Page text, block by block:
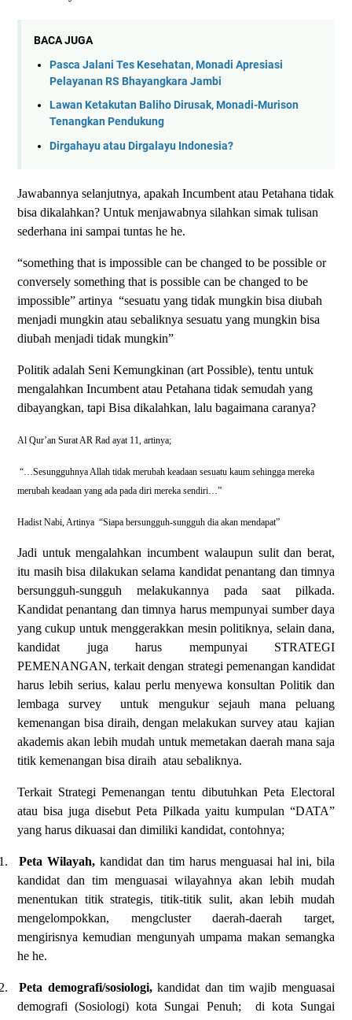
BACA JUGA
Pasca Jalani Tes Kesehatan, Monadi Apresiasi
Pelayanan RS Bhayangkara Jambi
Lawan Ketakutan Baliho Dirusak, Monadi-Murison
Tenangkan Pendukung
Dirgahayu atau Dirgalayu Indonesia?
Jawabannya selanjutnya, apakah Incumbent atau Petahana tidak
bisa dikalahkan? Untuk menjawabnya silahkan simak tulisan
sederhana ini sampai tuntas he he.
“something that is impossible can be changed to be possible or
conversely something that is possible can be changed to be
impossible” artinya “sesuatu yang tidak mungkin bisa diubah
menjadi mungkin atau sebaliknya sesuatu yang mungkin bisa
diubah menjadi tidak mungkin”
Politik adalah Seni Kemungkinan (art Possible), tentu untuk
mengalahkan Incumbent atau Petahana tidak semudah yang
dibayangkan, tapi Bisa dikalahkan, lalu bagaimana caranya?
Al Qur’an Surat AR Rad ayat 11, artinya;
“…Sesungguhnya Allah tidak merubah keadaan sesuatu kaum sehingga mereka
merubah keadaan yang ada pada diri mereka sendiri…”
Hadist Nabi, Artinya “Siapa bersungguh-sungguh dia akan mendapat”
Jadi untuk mengalahkan incumbent walaupun sulit dan berat,
itu masih bisa dilakukan selama kandidat penantang dan timnya
bersungguh-sungguh melakukannya pada saat pilkada.
Kandidat penantang dan timnya harus mempunyai sumber daya
yang cukup untuk menggerakkan mesin politiknya, selain dana,
kandidat juga harus mempunyai STRATEGI
PEMENANGAN, terkait dengan strategi pemenangan kandidat
harus lebih serius, kalau perlu menyewa konsultan Politik dan
lembaga survey
untuk mengukur sejauh mana peluang
kemenangan bisa diraih, dengan melakukan survey atau kajian
akademis akan lebih mudah untuk memetakan daerah mana saja
titik kemenangan bisa diraih atau sebaliknya.
Terkait Strategi Pemenangan tentu dibutuhkan Peta Electoral
atau bisa juga disebut Peta Pilkada yaitu kumpulan “DATA”
yang harus dikuasai dan dimiliki kandidat, contohnya;
Peta Wilayah, kandidat dan tim harus menguasai hal ini, bila
kandidat dan tim menguasai wilayahnya akan lebih mudah
menentukan titik strategis, titik-titik sulit, akan lebih mudah
mengelompokkan, mengcluster daerah-daerah target,
mengirisnya kemudian mengunyah umpama makan semangka
he he.
Peta demografi/sosiologi,kandidat dan tim wajib menguasai
demografi (Sosiologi) kota Sungai Penuh;
di kota Sungai